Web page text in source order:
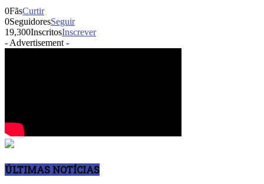
0FãsCurtir
0SeguidoresSeguir
19,300InscritosInscrever
- Advertisement -
ÚLTIMAS NOTÍCIAS